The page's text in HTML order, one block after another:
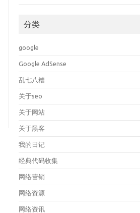
分类
google
Google AdSense
乱七八糟
关于seo
关于网站
关于黑客
我的日记
经典代码收集
网络营销
网络资源
网络资讯